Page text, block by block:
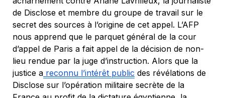
de Disclose et membre du groupe de travail sur le
secret des sources à l’origine de cet appel. L’AFP
nous apprend que le parquet général de la cour
d’appel de Paris a fait appel de la décision de non-
lieu rendue par la juge d’instruction. Alors que la
justice a reconnu l’intérêt public des révélations de
Disclose sur l’opération militaire secrète de la